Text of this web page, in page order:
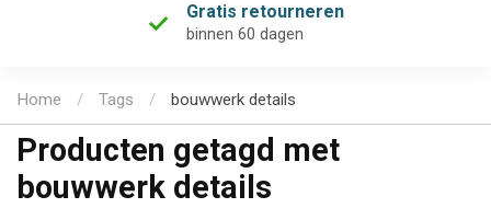
Gratis retourneren
binnen 60 dagen
Home / Tags / bouwwerk details
Producten getagd met
bouwwerk details